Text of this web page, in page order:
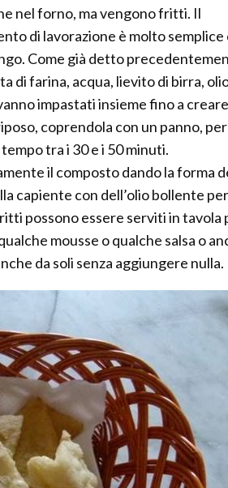
nel forno, ma vengono fritti. Il
di lavorazione è molto semplice
Come già detto
di farina, acqua, lievito di birra,
impastati insieme fino a
coprendola con un panno, per
tra i 30 e i 50 minuti.
il composto dando la forma
capiente con dell’olio bollente per
possono essere serviti in tavola
mousse o qualche salsa o
da soli senza aggiungere nulla.